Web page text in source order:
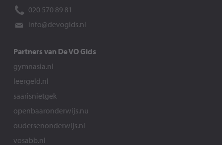
020 570 89 81
info@devogids.nl
Partners van De VO Gids
gymnasia.nl
leergeld.nl
saarisnietgek
openbaaronderwijs.nu
oudersenonderwijs.nl
vosabb.nl